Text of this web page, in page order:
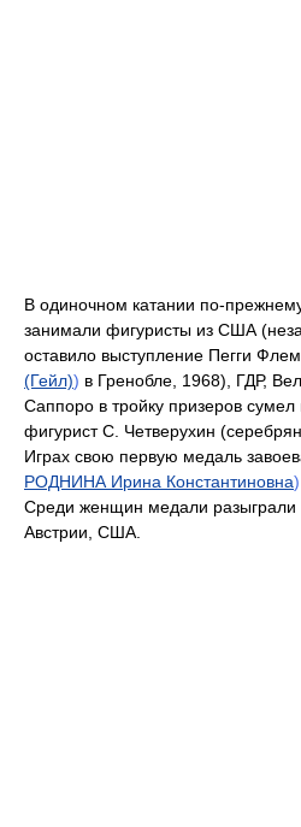
В одиночном катании по-
занимали фигуристы из США
оставило выступление Пегги
(Гейл)) в Гренобле, 1968), ГДР,
Саппоро в тройку призеров сумел
фигурист С. Четверухин
Играх свою первую медаль
РОДНИНА Ирина Константиновна)
Среди женщин медали разыграли
Австрии, США.